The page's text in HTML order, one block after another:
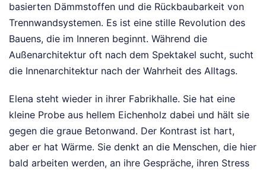
basierten Dämmstoffen und die Rückbaubarkeit von
Trennwandsystemen. Es ist eine stille Revolution des
Bauens, die im Inneren beginnt. Während die
Außenarchitektur oft nach dem Spektakel sucht, sucht
die Innenarchitektur nach der Wahrheit des Alltags.
Elena steht wieder in ihrer Fabrikhalle. Sie hat eine
kleine Probe aus hellem Eichenholz dabei und hält sie
gegen die graue Betonwand. Der Kontrast ist hart,
aber er hat Wärme. Sie denkt an die Menschen, die hier
bald arbeiten werden, an ihre Gespräche, ihren Stress